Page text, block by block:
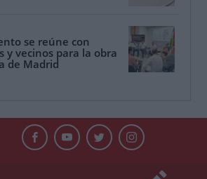
se reúne con
y vecinos para la obra
de Madrid